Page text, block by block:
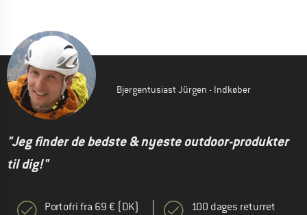
Bjergentusiast Jürgen - Indkøber
"Jeg finder de bedste & nyeste outdoor-produkter
til dig!"
Portofri fra 69 € (DK)
100 dages returret